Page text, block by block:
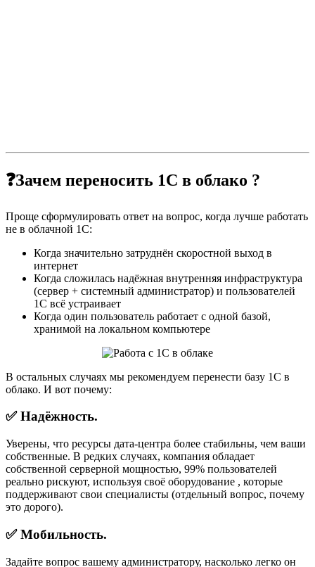
❓Зачем переносить 1С в облако ?
Проще сформулировать ответ на вопрос, когда лучше работать
не в облачной 1С:
Когда значительно затруднён скоростной выход в
интернет
Когда сложилась надёжная внутренняя инфраструктура
(сервер + системный администратор) и пользователей
1С всё устраивает
Когда один пользователь работает с одной базой,
хранимой на локальном компьютере
В остальных случаях мы рекомендуем перенести базу 1С в
облако. И вот почему:
✅ Надёжность.
Уверены, что ресурсы дата-центра более стабильны, чем ваши
собственные. В редких случаях, компания обладает
собственной серверной мощностью, 99% пользователей
реально рискуют, используя своё оборудование , которые
поддерживают свои специалисты (отдельный вопрос, почему
это дорого).
✅ Мобильность.
Задайте вопрос вашему администратору, насколько легко он